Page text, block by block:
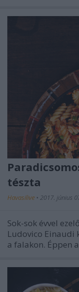
tészta
Havasilive • 2017. június
Sok-sok évvel
Ludovico
a falakon. Éppen